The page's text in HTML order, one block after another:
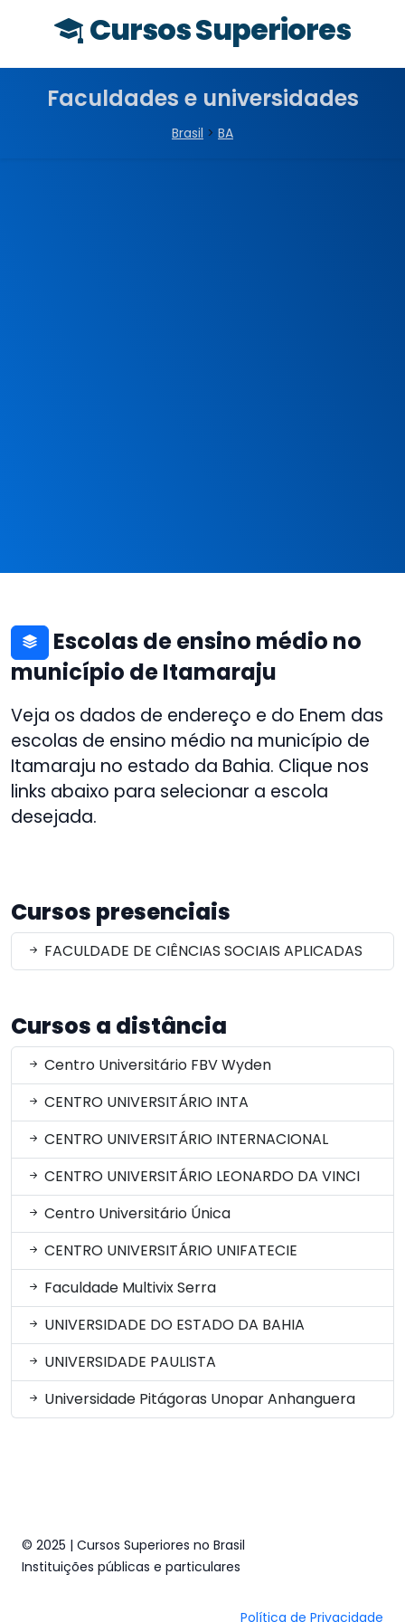
Cursos Superiores
Faculdades e universidades
Brasil > BA
Escolas de ensino médio no
município de Itamaraju
Veja os dados de endereço e do Enem das
escolas de ensino médio na município de
Itamaraju no estado da Bahia. Clique nos
links abaixo para selecionar a escola
desejada.
Cursos presenciais
FACULDADE DE CIÊNCIAS SOCIAIS APLICADAS
Cursos a distância
Centro Universitário FBV Wyden
CENTRO UNIVERSITÁRIO INTA
CENTRO UNIVERSITÁRIO INTERNACIONAL
CENTRO UNIVERSITÁRIO LEONARDO DA VINCI
Centro Universitário Única
CENTRO UNIVERSITÁRIO UNIFATECIE
Faculdade Multivix Serra
UNIVERSIDADE DO ESTADO DA BAHIA
UNIVERSIDADE PAULISTA
Universidade Pitágoras Unopar Anhanguera
© 2025 | Cursos Superiores no Brasil
Instituições públicas e particulares
Política de Privacidade